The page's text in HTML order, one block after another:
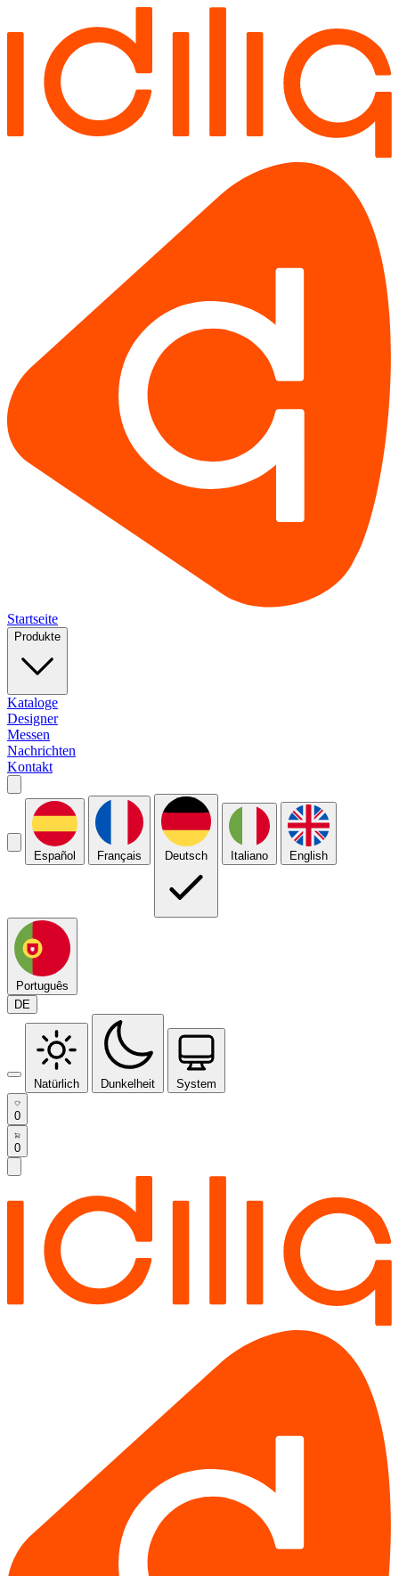
Startseite
Produkte
Kataloge
Designer
Messen
Nachrichten
Kontakt
Español Français Deutsch Italiano English
Português
DE
Natürlich Dunkelheit System
0
0